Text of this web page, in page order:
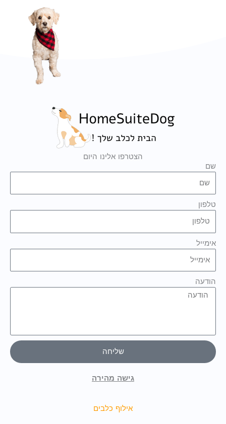
הצטרפו אלינו היום
שם
טלפון
אימייל
הודעה
שליחה
גישה מהירה
אילוף כלבים